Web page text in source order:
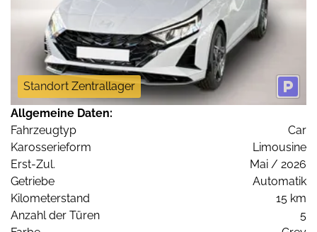
Standort Zentrallager
Allgemeine Daten:
Fahrzeugtyp
Car
Karosserieform
Limousine
Erst-Zul.
Mai / 2026
Getriebe
Automatik
Kilometerstand
15 km
Anzahl der Türen
5